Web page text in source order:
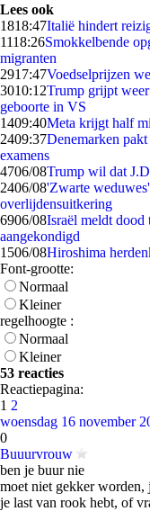
Lees ook
1818:47Italië hindert
1118:26Smokkelbende
migranten
2917:47Voedselprijzen
3010:12Trump grijpt
geboorte in VS
1409:40Meta krijgt half
2409:37Denemarken
examens
4706/08Trump wil dat
2406/08'Zwarte
overlijdensuitkering
6906/08Israël meldt
aangekondigd
1506/08Hiroshima
Font-grootte:
Normaal
Kleiner
regelhoogte :
Normaal
Kleiner
53 reacties
Reactiepagina:
1 2
woensdag 16 november
0
Buuurvrouw
ben je buur nie
moet niet gekker
je last van rook hebt, of